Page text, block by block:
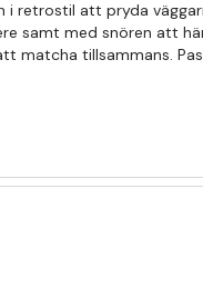
i retrostil att pryda
samt med snören att
matcha tillsammans.